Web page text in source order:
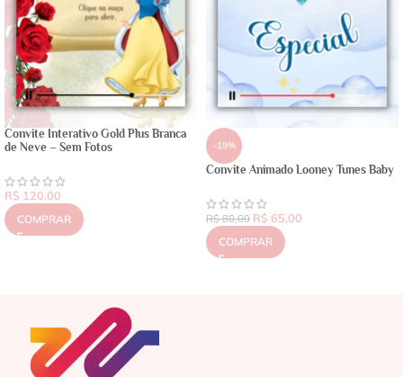
Convite Interativo Gold Plus Branca
de Neve – Sem Fotos
R$ 120,00
COMPRAR
-19%
Convite Animado Looney Tunes Baby
R$80,00 R$ 65,00
COMPRAR